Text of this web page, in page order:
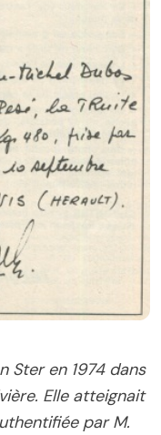
Ster en 1974 dans
Elle atteignait
par M.